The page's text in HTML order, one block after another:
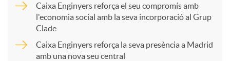
Caixa Enginyers reforça el seu compromís amb
l'economia social amb la seva incorporació al Grup
Clade
Caixa Enginyers reforça la seva presència a Madrid
amb una nova seu central